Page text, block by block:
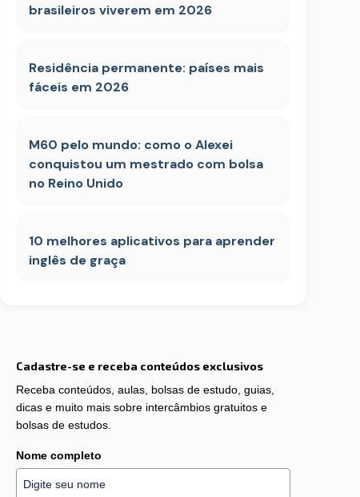
brasileiros viverem em 2026
Residência permanente: países mais
fáceis em 2026
M60 pelo mundo: como o Alexei
conquistou um mestrado com bolsa
no Reino Unido
10 melhores aplicativos para aprender
inglês de graça
Cadastre-se e receba conteúdos exclusivos
Receba conteúdos, aulas, bolsas de estudo, guias,
dicas e muito mais sobre intercâmbios gratuitos e
bolsas de estudos.
Nome completo